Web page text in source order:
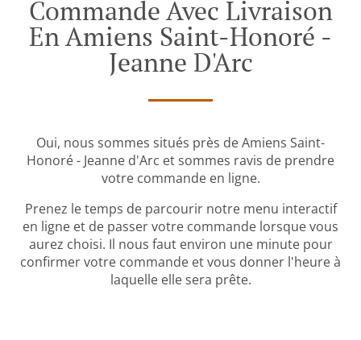
Commande Avec Livraison
En Amiens Saint-Honoré -
Jeanne D'Arc
Oui, nous sommes situés près de Amiens Saint-
Honoré - Jeanne d'Arc et sommes ravis de prendre
votre commande en ligne.
Prenez le temps de parcourir notre menu interactif
en ligne et de passer votre commande lorsque vous
aurez choisi. Il nous faut environ une minute pour
confirmer votre commande et vous donner l'heure à
laquelle elle sera prête.